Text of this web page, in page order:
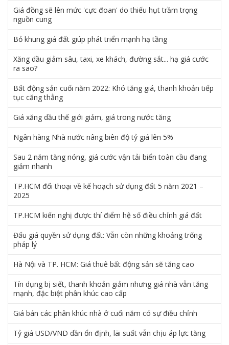
Giá đồng sẽ lên mức 'cực đoan' do thiếu hụt trầm trọng
nguồn cung
Bỏ khung giá đất giúp phát triển mạnh hạ tầng
Xăng dầu giảm sâu, taxi, xe khách, đường sắt... hạ giá cước
ra sao?
Bất động sản cuối năm 2022: Khó tăng giá, thanh khoản tiếp
tục căng thẳng
Giá xăng dầu thế giới giảm, giá trong nước tăng
Ngân hàng Nhà nước nâng biên độ tỷ giá lên 5%
Sau 2 năm tăng nóng, giá cước vận tải biển toàn cầu đang
giảm nhanh
TP.HCM đối thoại về kế hoạch sử dụng đất 5 năm 2021 –
2025
TP.HCM kiến nghị được thí điểm hệ số điều chỉnh giá đất
Đấu giá quyền sử dụng đất: Vẫn còn những khoảng trống
pháp lý
Hà Nội và TP. HCM: Giá thuê bất động sản sẽ tăng cao
Tín dụng bị siết, thanh khoản giảm nhưng giá nhà vẫn tăng
mạnh, đặc biệt phân khúc cao cấp
Giá bán các phân khúc nhà ở cuối năm có sự điều chỉnh
Tỷ giá USD/VND dần ổn định, lãi suất vẫn chịu áp lực tăng